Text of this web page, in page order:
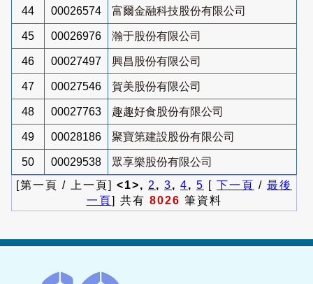
44 00026574 富爾金融科技股份有限公司
45 00026976 瀚于股份有限公司
46 00027497 興昌股份有限公司
47 00027546 賀美股份有限公司
48 00027763 趣趣好食股份有限公司
49 00028186 聚寶第建設股份有限公司
50 00029538
眾享樂股份有限公司
[第一頁 / 上一頁] <1>, 2 , 3, 4, 5 [ 下一頁 / 最後
一頁] 共有 8026 筆資料